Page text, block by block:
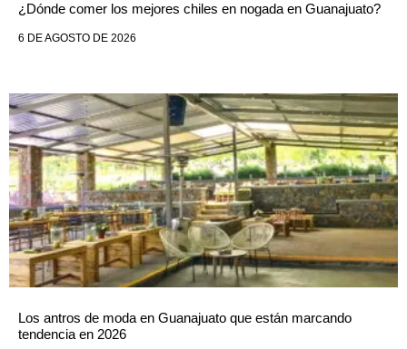
¿Dónde comer los mejores chiles en nogada en Guanajuato?
6 DE AGOSTO DE 2026
Los antros de moda en Guanajuato que están marcando
tendencia en 2026